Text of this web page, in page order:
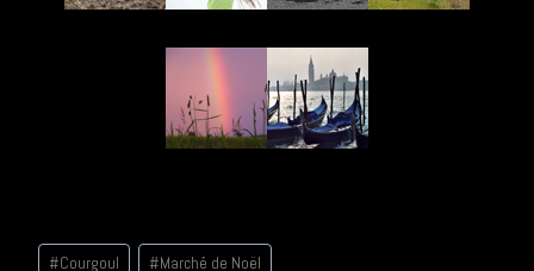
Étiquettes
#Courgoul #Marché de Noël